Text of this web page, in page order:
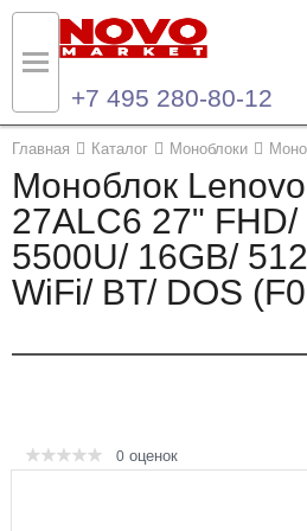
+7 495 280-80-12
Главная Каталог Моноблоки
Моноблок
27ALC6 27"
5500U/ 16GB/
WiFi/ BT/ DOS
0 оценок
Назад
Каталог продукции
Ноутбуки и ультрабуки
Компьютеры
Опции и комплектующие
Назад
Контакты
Контактная информация